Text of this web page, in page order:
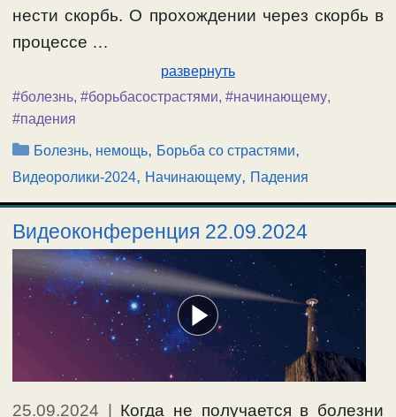
нести скорбь. О прохождении через скорбь в
процессе …
развернуть
#болезнь, #борьбасострастями, #начинающему,
#падения
Рубрики
Болезнь, немощь, Борьба со страстями,
Видеоролики-2024, Начинающему, Падения
Видеоконференция 22.09.2024
25.09.2024 Когда не получается в болезни